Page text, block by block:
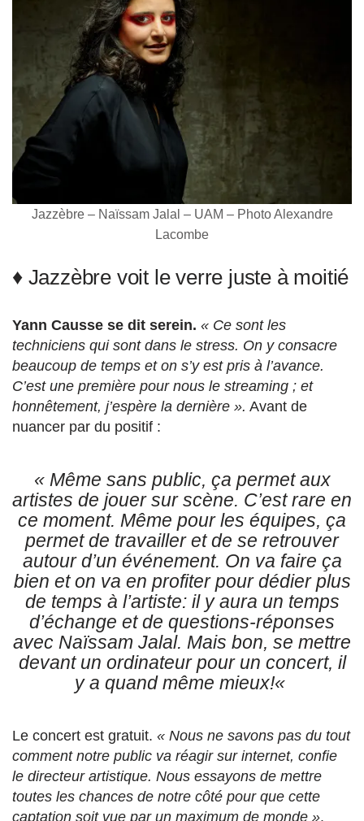
Jazzèbre – Naïssam Jalal – UAM – Photo Alexandre
Lacombe
♦ Jazzèbre voit le verre juste à moitié
Yann Causse se dit serein. « Ce sont les
techniciens qui sont dans le stress. On y consacre
beaucoup de temps et on s’y est pris à l’avance.
C’est une première pour nous le streaming ; et
honnêtement, j’espère la dernière ». Avant de
nuancer par du positif :
« Même sans public, ça permet aux
artistes de jouer sur scène. C’est rare en
ce moment. Même pour les équipes, ça
permet de travailler et de se retrouver
autour d’un événement. On va faire ça
bien et on va en profiter pour dédier plus
de temps à l’artiste: il y aura un temps
d’échange et de questions-réponses
avec Naïssam Jalal. Mais bon, se mettre
devant un ordinateur pour un concert, il
y a quand même mieux!«
Le concert est gratuit. « Nous ne savons pas du tout
comment notre public va réagir sur internet, confie
le directeur artistique. Nous essayons de mettre
toutes les chances de notre côté pour que cette
captation soit vue par un maximum de monde ».